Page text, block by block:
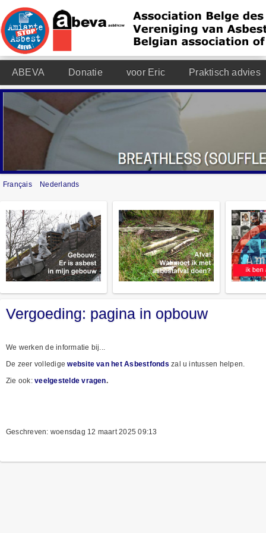
ABEVA Donatie voor Eric Praktisch advies
Français Nederlands
Vergoeding: pagina in opbouw
We werken de informatie bij...
De zeer volledigewebsite van het Asbestfonds zal u intussen helpen.
Zie ook:veelgestelde vragen.
Geschreven: woensdag 12 maart 2025 09:13